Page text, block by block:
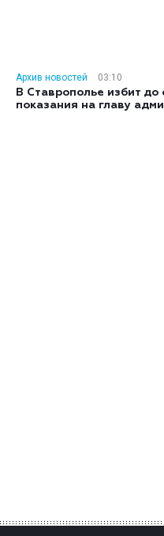
Архив новостей
03:10
В Ставрополье избит
показания на главу